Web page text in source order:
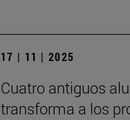
17 | 11 | 2025
Cuatro antiguos
transforma a los